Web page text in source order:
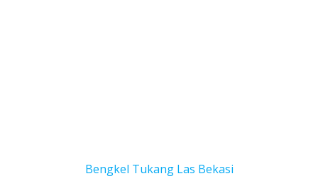
Bengkel Tukang Las Bekasi